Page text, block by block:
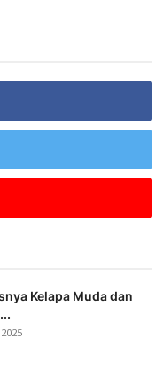
Kelapa Muda dan